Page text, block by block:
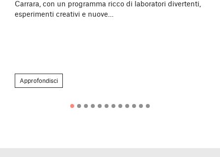
Carrara, con un programma ricco di laboratori divertenti,
esperimenti creativi e nuove…
Approfondisci